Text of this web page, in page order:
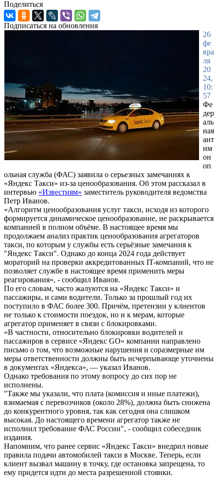
Поделиться
Подписаться на обновления
26
фе
вра
ля
20
24,
10:
57
Фе
дер
аль
ная
ант
им
он
оп
ольная служба (ФАС) заявила о серьезных замечаниях к
«Яндекс Такси» из-за ценообразования. Об этом рассказал в
интервью «Известиям» заместитель руководителя ведомства
Петр Иванов.
«Алгоритм ценообразования услуг такси, исходя из которого
формируется динамическое ценообразование, не раскрывается
компанией в полном объёме. В настоящее время мы
продолжаем анализ практик ценообразования агрегаторов
такси, по которым у службы есть серьёзные замечания к
"Яндекс Такси". Однако до конца 2024 года действует
мораторий на проверки аккредитованных IT-компаний, что не
позволяет службе в настоящее время применить меры
реагирования», - сообщил Иванов.
По его словам, часто жалуются на «Яндекс Такси» и
пассажиры, и сами водители. Только за прошлый год их
поступило в ФАС более 300. Причём, претензии у клиентов
не только к стоимости поездок, но и к мерам, которые
агрегатор применяет в связи с блокировками.
«В частности, относительно блокировки водителей и
пассажиров в сервисе «Яндекс GO» компании направлено
письмо о том, что возможные нарушения и соразмерные им
меры ответственности должны быть исчерпывающе уточнены
в документах «Яндекса», — указал Иванов.
Однако требования по этому вопросу до сих пор не
исполнены.
"Также мы указали, что плата (комиссия и иные платежи),
взимаемая с перевозчиков (около 28%), должна быть снижена
до конкурентного уровня, так как сегодня она слишком
высокая. До настоящего времени агрегатор также не
исполнил требование ФАС России", - сообщил собеседник
издания.
Напомним, что ранее сервис «Яндекс Такси» внедрил новые
правила подачи автомобилей такси в Москве. Теперь, если
клиент вызвал машину в точку, где остановка запрещена, то
ему придется идти до места разрешенной стоянки.